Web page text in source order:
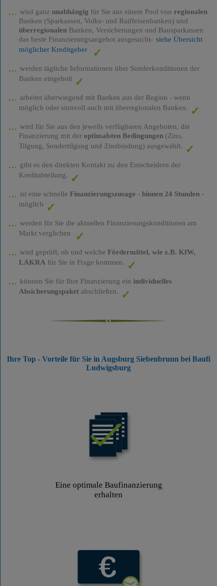
wird ganz unabhängig für Sie aus einem Pool von regionalen
Banken (Sparkassen, Volks- und Raiffeisenbanken) und
überregionalenBanken, Versicherungen und Bausparkassen
das beste Finanzierungsangebot ausgesucht- siehe Übersicht
möglicher Kreditgeber
werden tägliche Informationen über Sonderkonditionen der
Banken eingeholt
arbeitet überwiegend mit Banken aus der Region - wenn
möglich oder sinnvoll auch mit überregionalen Banken.
wird für Sie aus den jeweils verfügbaren Angeboten, die
Finanzierung mit der optimalsten Bedingungen(Zins,
Tilgung, Sondertilgung und Zinsbindung) ausgewählt.
gibt es den direkten Kontakt zu den Entscheidern der
Kreditabteilung.
ist eine schnelle Finanzierungszusage - binnen 24 Stunden-
möglich
werden für Sie die aktuellen Finanzierungskonditionen am
Markt verglichen
wird geprüft, ob und welche Fördermittel, wie z.B. KfW,
LAKRA für Sie in Frage kommen.
können Sie für Ihre Finanzierung ein individuelles
Absicherungspaketabschließen.
Ihre Top - Vorteile für Sie in Augsburg Siebenbrunn bei Baufi
Ludwigsburg
Eine optimale Baufinanzierung
erhalten